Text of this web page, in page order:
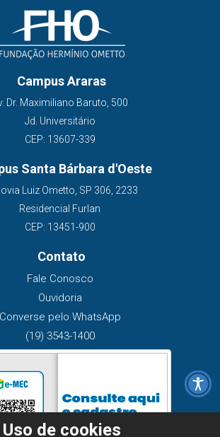
Campus Araras
Dr. Maximiliano Baruto, 500
Jd. Universitário
CEP: 13607-339
Santa Bárbara d'Oeste
Luiz Ometto, SP 306, 2233
Residencial Furlan
CEP: 13451-900
Contato
Fale Conosco
Ouvidoria
Converse pelo WhatsApp
(19) 3543-1400
Uso de cookies